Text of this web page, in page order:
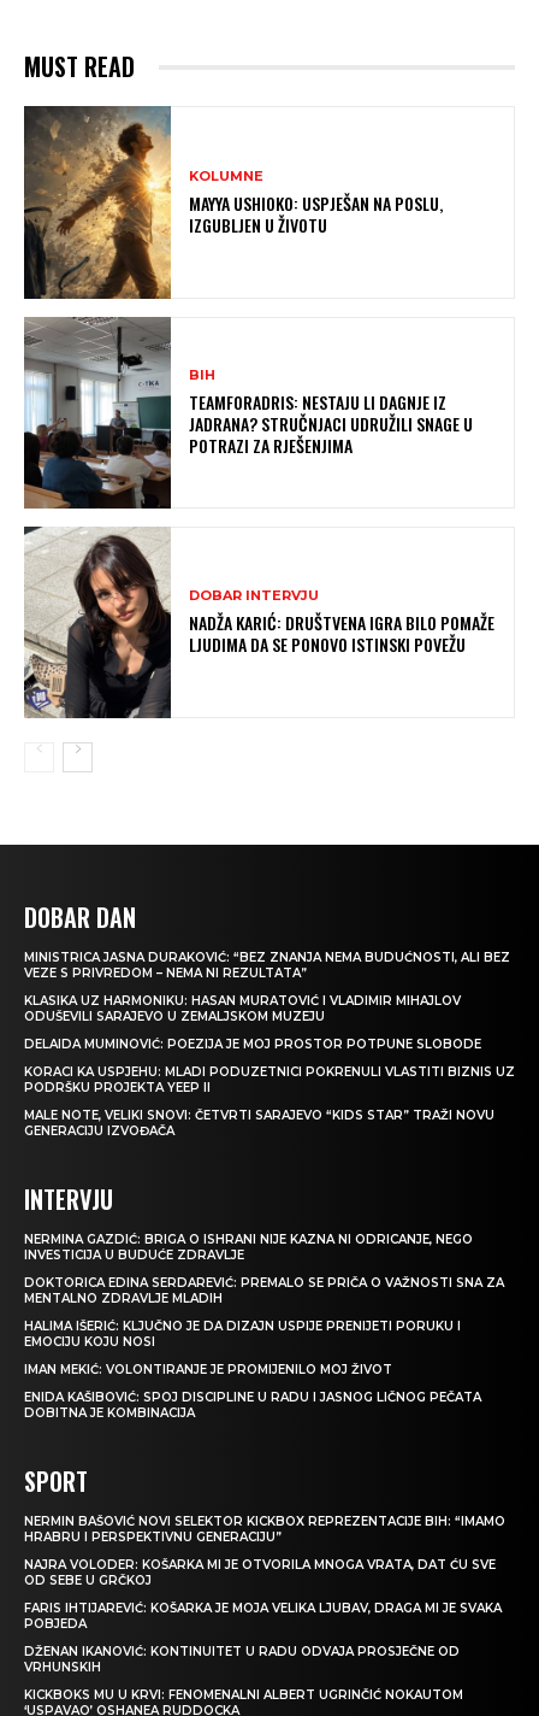
MUST READ
KOLUMNE
MAYYA USHIOKO: USPJEŠAN NA POSLU,
IZGUBLJEN U ŽIVOTU
BIH
TEAMFORADRIS: NESTAJU LI DAGNJE IZ
JADRANA? STRUČNJACI UDRUŽILI SNAGE U
POTRAZI ZA RJEŠENJIMA
DOBAR INTERVJU
NADŽA KARIĆ: DRUŠTVENA IGRA BILO POMAŽE
LJUDIMA DA SE PONOVO ISTINSKI POVEŽU
DOBAR DAN
MINISTRICA JASNA DURAKOVIĆ: “BEZ ZNANJA NEMA BUDUĆNOSTI, ALI BEZ
VEZE S PRIVREDOM – NEMA NI REZULTATA”
KLASIKA UZ HARMONIKU: HASAN MURATOVIĆ I VLADIMIR MIHAJLOV
ODUŠEVILI SARAJEVO U ZEMALJSKOM MUZEJU
DELAIDA MUMINOVIĆ: POEZIJA JE MOJ PROSTOR POTPUNE SLOBODE
KORACI KA USPJEHU: MLADI PODUZETNICI POKRENULI VLASTITI BIZNIS UZ
PODRŠKU PROJEKTA YEEP II
MALE NOTE, VELIKI SNOVI: ČETVRTI SARAJEVO “KIDS STAR” TRAŽI NOVU
GENERACIJU IZVOĐAČA
INTERVJU
NERMINA GAZDIĆ: BRIGA O ISHRANI NIJE KAZNA NI ODRICANJE, NEGO
INVESTICIJA U BUDUĆE ZDRAVLJE
DOKTORICA EDINA SERDAREVIĆ: PREMALO SE PRIČA O VAŽNOSTI SNA ZA
MENTALNO ZDRAVLJE MLADIH
HALIMA IŠERIĆ: KLJUČNO JE DA DIZAJN USPIJE PRENIJETI PORUKU I
EMOCIJU KOJU NOSI
IMAN MEKIĆ: VOLONTIRANJE JE PROMIJENILO MOJ ŽIVOT
ENIDA KAŠIBOVIĆ: SPOJ DISCIPLINE U RADU I JASNOG LIČNOG PEČATA
DOBITNA JE KOMBINACIJA
SPORT
NERMIN BAŠOVIĆ NOVI SELEKTOR KICKBOX REPREZENTACIJE BIH: “IMAMO
HRABRU I PERSPEKTIVNU GENERACIJU”
NAJRA VOLODER: KOŠARKA MI JE OTVORILA MNOGA VRATA, DAT ĆU SVE
OD SEBE U GRČKOJ
FARIS IHTIJAREVIĆ: KOŠARKA JE MOJA VELIKA LJUBAV, DRAGA MI JE SVAKA
POBJEDA
DŽENAN IKANOVIĆ: KONTINUITET U RADU ODVAJA PROSJEČNE OD
VRHUNSKIH
KICKBOKS MU U KRVI: FENOMENALNI ALBERT UGRINČIĆ NOKAUTOM
‘USPAVAO’ OSHANEA RUDDOCKA